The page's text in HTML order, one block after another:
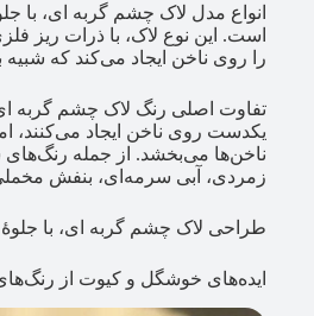
انواع مدل لاک چشم گربه‌ ای، با
است. این نوع لاک، با ذرات ریز
را روی ناخن ایجاد می‌کند که
تفاوت اصلی رنگ لاک چشم گربه‌
یکدست روی ناخن ایجاد می‌کنند،
ناخن‌ها می‌بخشد. از جمله
زمردی، آبی سرمه‌ای، بنفش
طراحی لاک چشم گربه‌ ای، با
ایده‌های خوشگل و کیوت از